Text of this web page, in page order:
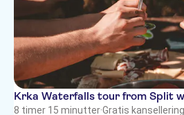
Deluxe Collection Hotel
Hotel Globo
Hotel Vestibul Palace
Hotel Rose
Krka Waterfalls tour from Split
8 timer 15 minutter·Gratis kansellering